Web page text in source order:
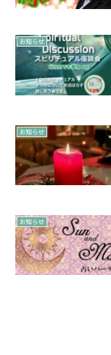
お知らせ
お知らせ
お知らせ